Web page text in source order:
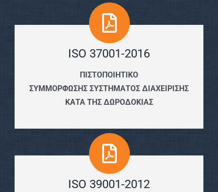
ISO 37001-2016
ΠΙΣΤΟΠΟΙΗΤΙΚΟ
ΣΥΜΜΟΡΦΩΣΗΣ ΣΥΣΤΗΜΑΤΟΣ ΔΙΑΧΕΙΡΙΣΗΣ
ΚΑΤΑ ΤΗΣ ΔΩΡΟΔΟΚΙΑΣ
ISO 39001-2012